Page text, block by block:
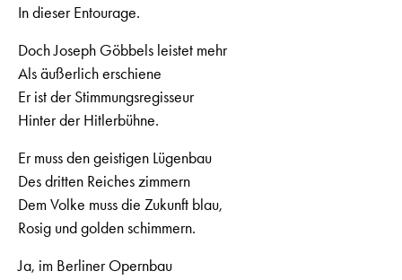
In dieser Entourage.
Doch Joseph Göbbels leistet mehr
Als äußerlich erschiene
Er ist der Stimmungsregisseur
Hinter der Hitlerbühne.
Er muss den geistigen Lügenbau
Des dritten Reiches zimmern
Dem Volke muss die Zukunft blau,
Rosig und golden schimmern.
Ja, im Berliner Opernbau